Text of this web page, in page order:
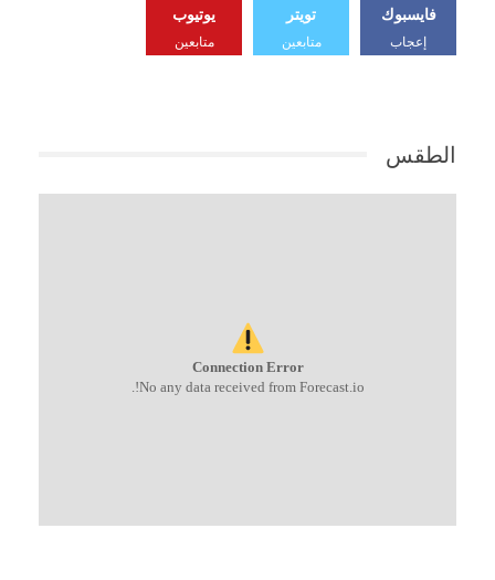
فايسبوك
إعجاب
تويتر
متابعين
يوتيوب
متابعين
الطقس
Connection Error
No any data received from Forecast.io!.